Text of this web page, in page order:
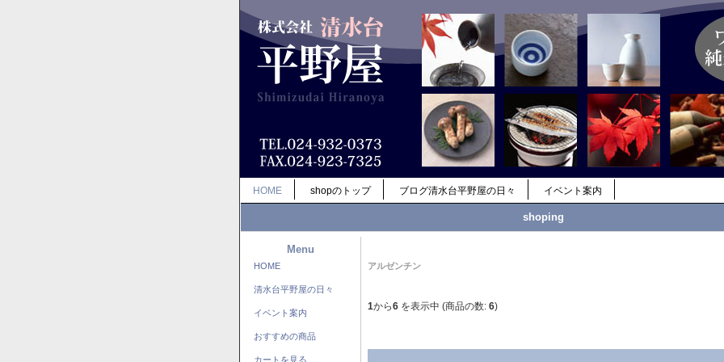
HOME shopのトップ ブログ清水台平野屋の日々 イベント案内
shoping
Menu
HOME
清水台平野屋の日々
イベント案内
おすすめの商品
カートを見る
アルゼンチン
1から6 を表示中 (商品の数: 6)